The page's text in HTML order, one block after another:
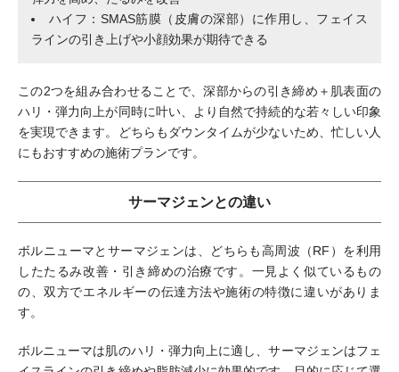
ハイフ：SMAS筋膜（皮膚の深部）に作用し、フェイス
ラインの引き上げや小顔効果が期待できる
この2つを組み合わせることで、深部からの引き締め＋肌表面の
ハリ・弾力向上が同時に叶い、より自然で持続的な若々しい印象
を実現できます。どちらもダウンタイムが少ないため、忙しい人
にもおすすめの施術プランです。
サーマジェンとの違い
ボルニューマとサーマジェンは、どちらも高周波（RF）を利用
したたるみ改善・引き締めの治療です。一見よく似ているもの
の、双方でエネルギーの伝達方法や施術の特徴に違いがありま
す。
ボルニューマは肌のハリ・弾力向上に適し、サーマジェンはフェ